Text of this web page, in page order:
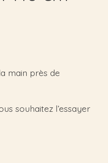
main près de
souhaitez l’essayer